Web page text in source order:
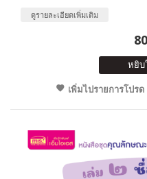
ดูรายละเอียดเพิ่มเติม
หยิบ
เพิ่มไปรายการโปรด